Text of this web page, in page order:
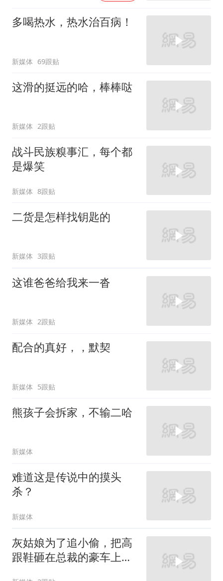
多喝热水，热水治百病！
新媒体 69跟贴
这滑的挺远的哈，棒棒哒
新媒体 2跟贴
战斗民族糗事汇，每个都
是爆笑
新媒体 8跟贴
二货是怎样找钥匙的
新媒体 3跟贴
这谁爸爸给我来一沓
新媒体 2跟贴
配合的真好，，默契
新媒体 5跟贴
熊孩子会拆家，不输二哈
新媒体
难道这是传说中的摸头
杀？
新媒体
灰姑娘为了追小偷，把高
跟鞋砸在总裁的豪车上，